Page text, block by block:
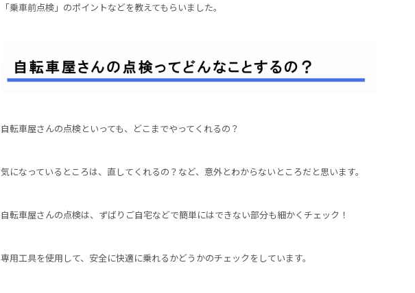
「乗車前点検」のポイントなどを教えてもらいました。
自転車屋さんの点検といっても、どこまでやってくれるの？
気になっているところは、直してくれるの？など、意外とわからないところだと思います。
自転車屋さんの点検は、ずばりご自宅などで簡単にはできない部分も細かくチェック！
専用工具を使用して、安全に快適に乗れるかどうかのチェックをしています。